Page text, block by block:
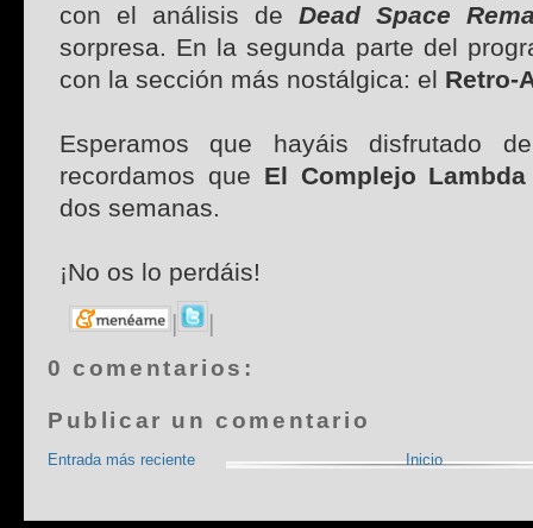
con el análisis de Dead Space
sorpresa. En la segunda parte del
con la sección más nostálgica: el Retro-
Esperamos que hayáis disfrutado
recordamos que El Complejo Lambda
dos semanas.
¡No os lo perdáis!
|
|
0 comentarios:
Publicar un comentario
Entrada más reciente Inicio